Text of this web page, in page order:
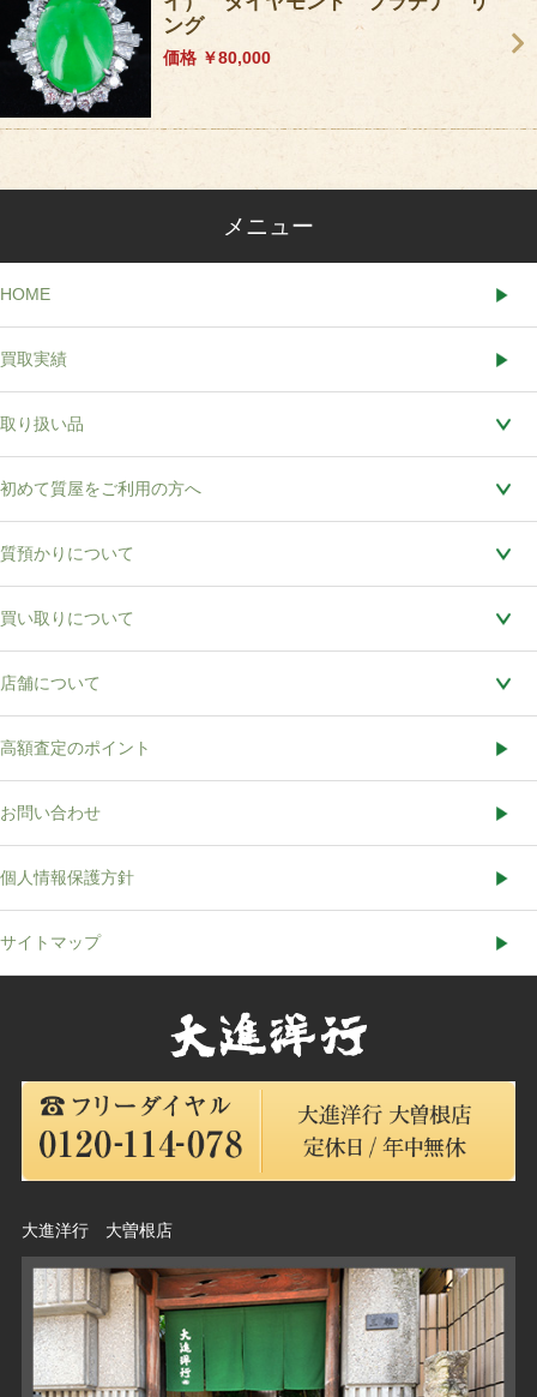
ング
価格 ￥80,000
メニュー
HOME
買取実績
取り扱い品
初めて質屋をご利用の方へ
質預かりについて
買い取りについて
店舗について
高額査定のポイント
お問い合わせ
個人情報保護方針
サイトマップ
大進洋行 大曽根店